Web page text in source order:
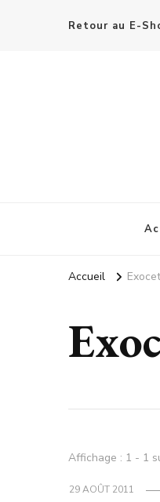
Retour au E-
Accueil
Affichage : 1 - 1
29 AOÛT 2011